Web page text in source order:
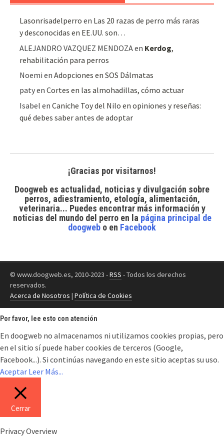
Lasonrisadelperro en Las 20 razas de perro más raras
y desconocidas en EE.UU. son…
ALEJANDRO VAZQUEZ MENDOZAen Kerdog,
rehabilitación para perros
Noemi enAdopciones en SOS Dálmatas
patyenCortes en las almohadillas, cómo actuar
Isabel enCaniche Toy del Nilo en opiniones y reseñas:
qué debes saber antes de adoptar
¡Gracias por visitarnos!
Doogweb es actualidad, noticias y divulgación sobre
perros, adiestramiento, etología, alimentación,
veterinaria... Puedes encontrar más información y
noticias del mundo del perroen la página principal de
doogweb o en Facebook
© www.doogweb.es, 2010-2023 -RSS - Todos los derechos
reservados.
Acerca de Nosotros | Política de Cookies
Por favor, lee esto con atención
En doogweb no almacenamos ni utilizamos cookies propias, pero
en el sitio sí puede haber cookies de terceros (Google,
Facebook...). Si continúas navegando en este sitio aceptas su uso.
Aceptar Leer Más...
Cerrar
Privacy Overview